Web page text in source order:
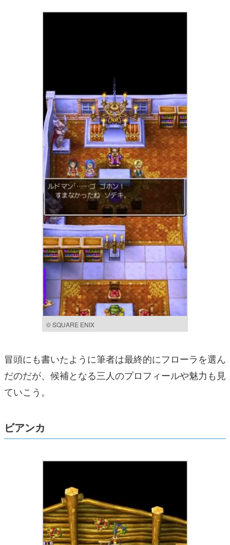
© SQUARE ENIX
冒頭にも書いたように筆者は最終的にフローラを選ん
だのだが、候補となる三人のプロフィールや魅力も見
ていこう。
ビアンカ